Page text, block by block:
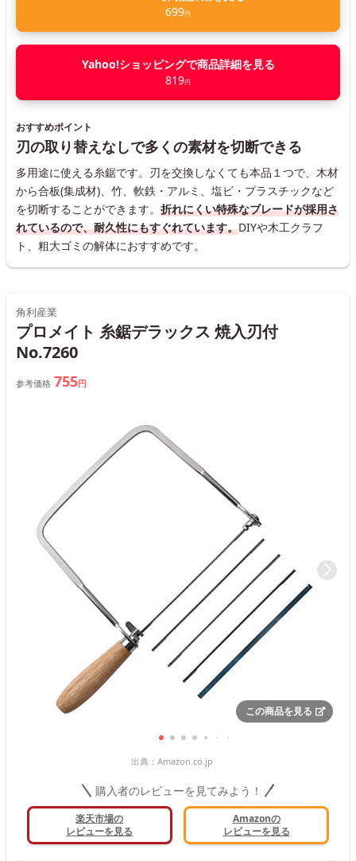
699円
Yahoo!ショッピングで商品詳細を見る
819円
おすすめポイント
刃の取り替えなしで多くの素材を切断できる
多用途に使える糸鋸です。刃を交換しなくても本品１つで、木材
から合板(集成材)、竹、軟鉄・アルミ、塩ビ・プラスチックなど
を切断することができます。 折れにくい特殊なブレードが採用さ
れているので、耐久性にもすぐれています。DIYや木工クラフ
ト、粗大ゴミの解体におすすめです。
角利産業
プロメイト 糸鋸デラックス 焼入刃付
No.7260
参考価格 755円
この商品を見る
出典： Amazon.co.jp
購入者のレビューを見てみよう！
楽天市場の
レビューを見る
Amazonの
レビューを見る